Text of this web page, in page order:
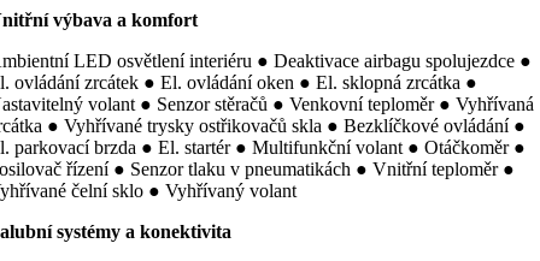
výbava a komfort
LED osvětlení interiéru ● Deaktivace airbagu spolujezdce ●
ovládání zrcátek ● El. ovládání oken ● El. sklopná zrcátka ●
volant ● Senzor stěračů ● Venkovní teploměr ● Vyhřívaná
● Vyhřívané trysky ostřikovačů skla ● Bezklíčkové ovládání ●
parkovací brzda ● El. startér ● Multifunkční volant ● Otáčkoměr ●
řízení ● Senzor tlaku v pneumatikách ● Vnitřní teploměr ●
čelní sklo ● Vyhřívaný volant
systémy a konektivita